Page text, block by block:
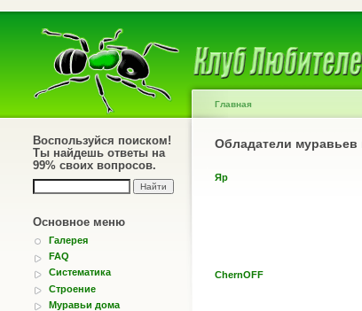
Воспользуйся поиском!
Ты найдешь ответы на
99% своих вопросов.
Основное меню
Галерея
FAQ
Систематика
Строение
Муравьи дома
Главная
Обладатели муравьев
Яр
ChernOFF